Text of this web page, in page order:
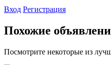
Вход Регистрация
Похожие
Посмотрите некоторые из